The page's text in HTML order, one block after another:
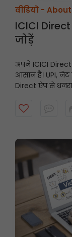
वीडियो -
ICICI
जोड़ें
अपने ICICI Direct
आसान है। UPI,
Direct ऐप से